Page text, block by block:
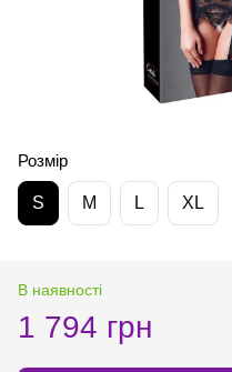
Розмір
S M L XL
В наявності
1 794 грн